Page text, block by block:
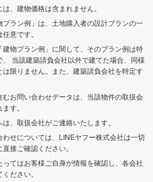
、建物価格は含まれません。
プラン例」は、土地購入者の設計プランの一
意です。
建物プラン例」に関して、そのプラン例は特
当該建築請負会社以外で建てた場合、同様
限りません。また、建築請負会社を特定す
お問い合わせデータは、当該物件の取扱会
す。
、取扱会社がご連絡いたします。
せについては、LINEヤフー株式会社は一切
接ご確認ください。
てはお客様ご自身が情報を確認し、各会社
ださい。